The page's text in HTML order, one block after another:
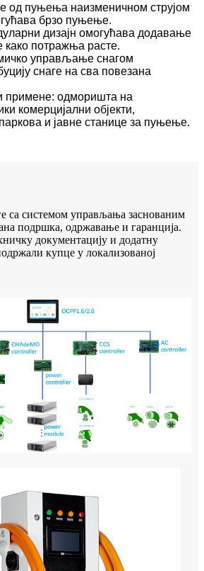
од пуњења наизменичном струјом
брзо пуњење.
дизајн омогућава додавање
потражња расте.
управљање снагом
снаге на сва повезана
примене: одморишта на
комерцијални објекти,
и јавне станице за пуњење.
са системом управљања заснованим
подршка, одржавање и гаранција.
документацију и додатну
купце у локализованој